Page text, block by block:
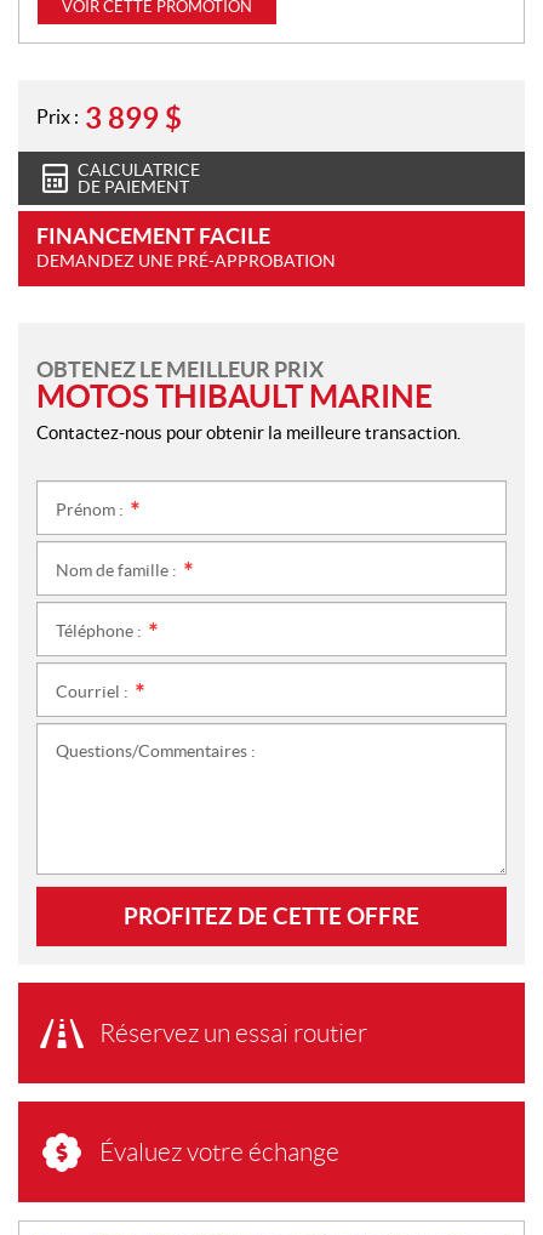
VOIR CETTE PROMOTION
Prix : 3 899 $
CALCULATRICE
DE PAIEMENT
FINANCEMENT FACILE
DEMANDEZ UNE PRÉ-APPROBATION
OBTENEZ LE MEILLEUR PRIX
MOTOS THIBAULT MARINE
Contactez-nous pour obtenir la meilleure transaction.
Prénom :
Nom de famille :
Téléphone :
Courriel :
Questions/Commentaires :
PROFITEZ DE CETTE OFFRE
Réservez un essai routier
Évaluez votre échange